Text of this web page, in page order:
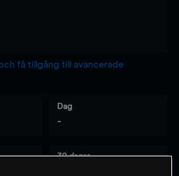
få tillgång till avancerade
Dag
-
30 dagar